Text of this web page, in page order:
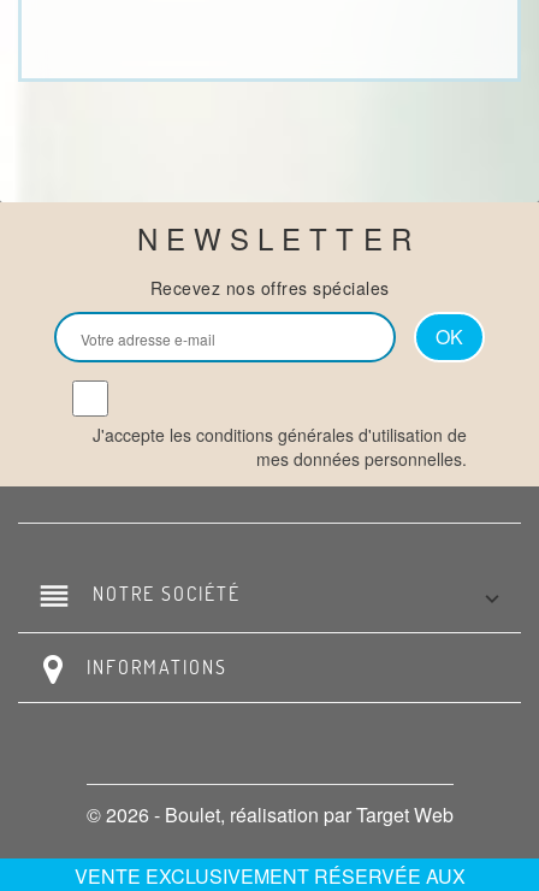
NEWSLETTER
Recevez nos offres spéciales
J'accepte les conditions générales d'utilisation de
mes données personnelles.
reorder NOTRE SOCIÉTÉ 
INFORMATIONS
© 2026 - Boulet, réalisation par Target Web
VENTE EXCLUSIVEMENT RÉSERVÉE AUX